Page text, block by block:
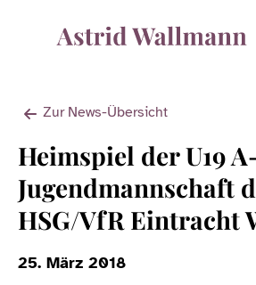
Zur News-Übersicht
Heimspiel der U19
Jugendmannschaft
HSG/VfR Eintracht
25. März 2018